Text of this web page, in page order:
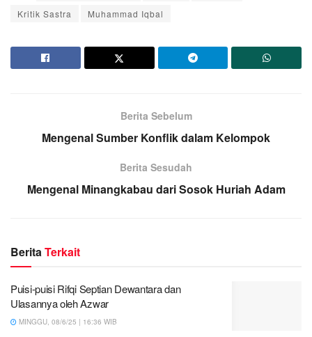
Kritik Sastra
Muhammad Iqbal
Berita Sebelum
Mengenal Sumber Konflik dalam Kelompok
Berita Sesudah
Mengenal Minangkabau dari Sosok Huriah Adam
BeritaTerkait
Puisi-puisi Rifqi Septian Dewantara dan
Ulasannya oleh Azwar
MINGGU, 08/6/25 | 16:36 WIB